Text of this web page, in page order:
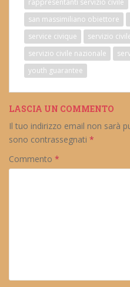
rappresentanti servizio civile
san massimiliano obiettore
service civique
servizio
servizio civile nazionale
youth guarantee
LASCIA UN COMMENTO
Il tuo indirizzo email non sarà
sono contrassegnati *
Commento *